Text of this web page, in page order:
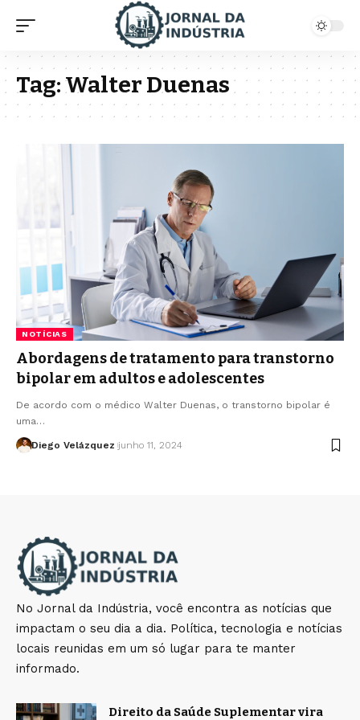
Tag:Walter Duenas
NOTÍCIAS
Abordagens de tratamento para transtorno
bipolar em adultos e adolescentes
De acordo com o médico Walter Duenas, o transtorno bipolar é
uma…
Diego Velázquez junho 11, 2024
No Jornal da Indústria, você encontra as notícias que
impactam o seu dia a dia. Política, tecnologia e notícias
locais reunidas em um só lugar para te manter
informado.
Direito da Saúde Suplementar vira